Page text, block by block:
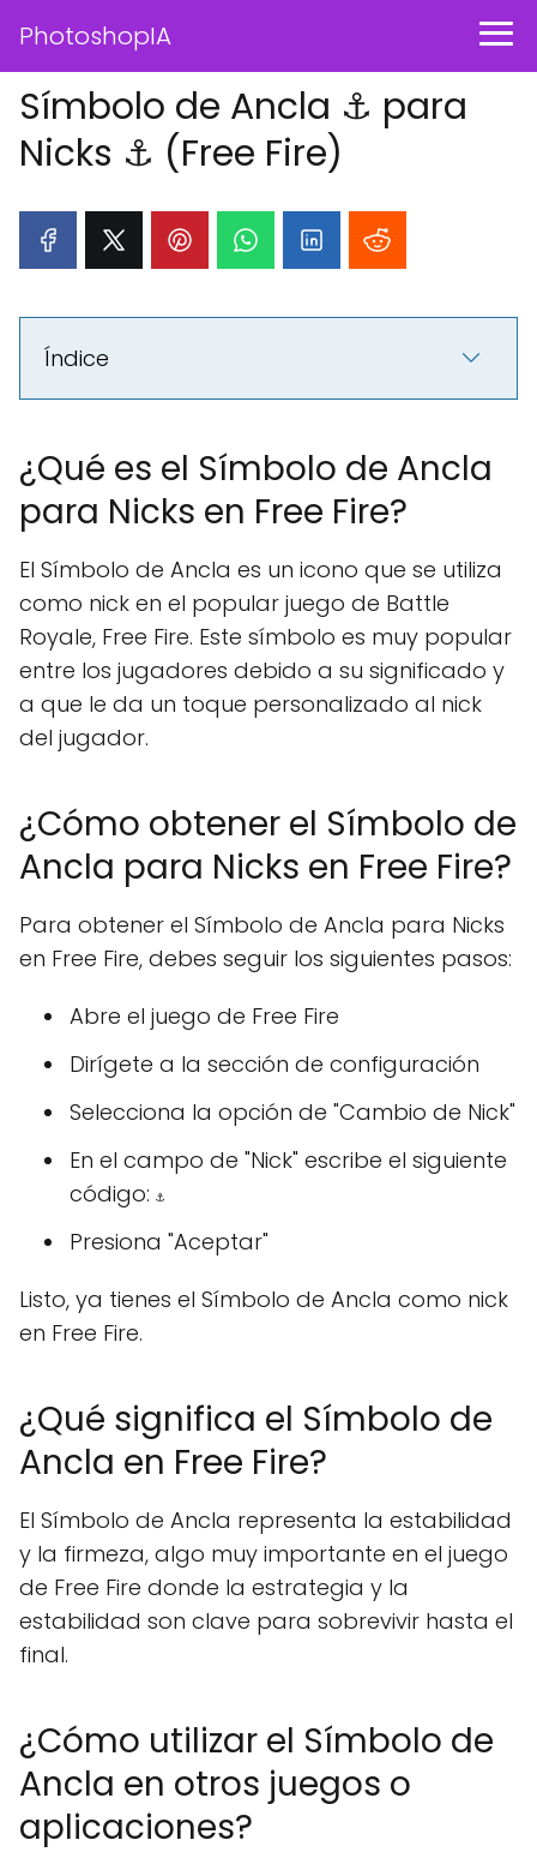
PhotoshopIA
Símbolo de Ancla ⚓︎ para
Nicks ⚓ (Free Fire)
Índice
¿Qué es el Símbolo de Ancla
para Nicks en Free Fire?
El Símbolo de Ancla es un icono que se utiliza
como nick en el popular juego de Battle
Royale, Free Fire. Este símbolo es muy popular
entre los jugadores debido a su significado y
a que le da un toque personalizado al nick
del jugador.
¿Cómo obtener el Símbolo de
Ancla para Nicks en Free Fire?
Para obtener el Símbolo de Ancla para Nicks
en Free Fire, debes seguir los siguientes pasos:
Abre el juego de Free Fire
Dirígete a la sección de configuración
Selecciona la opción de "Cambio de Nick"
En el campo de "Nick" escribe el siguiente
código: ⚓︎
Presiona "Aceptar"
Listo, ya tienes el Símbolo de Ancla como nick
en Free Fire.
¿Qué significa el Símbolo de
Ancla en Free Fire?
El Símbolo de Ancla representa la estabilidad
y la firmeza, algo muy importante en el juego
de Free Fire donde la estrategia y la
estabilidad son clave para sobrevivir hasta el
final.
¿Cómo utilizar el Símbolo de
Ancla en otros juegos o
aplicaciones?